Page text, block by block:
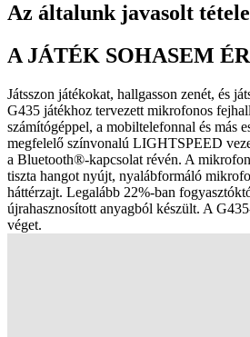
Az általunk javasolt
A JÁTÉK SOHASEM
Játsszon játékokat, hallgasson zenét, és
G435 játékhoz tervezett mikrofonos
számítógéppel, a mobiltelefonnal és más
megfelelő színvonalú LIGHTSPEED
a Bluetooth®-kapcsolat révén. A
tiszta hangot nyújt, nyalábformáló
háttérzajt. Legalább 22%-ban
újrahasznosított anyagból készült. A
véget.